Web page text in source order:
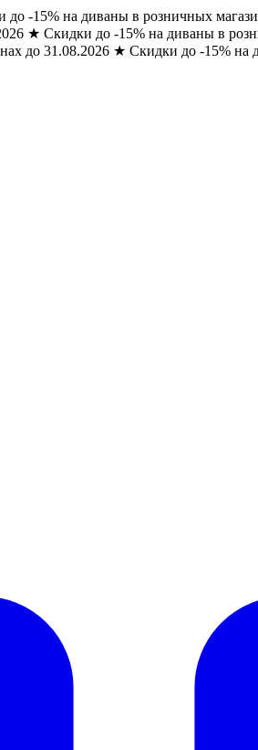
до -15% на диваны в розничных
★ Скидки до -15% на диваны в
до 31.08.2026 ★ Скидки до -15% на